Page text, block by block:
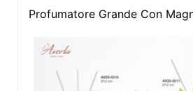
Profumatore Grande Con